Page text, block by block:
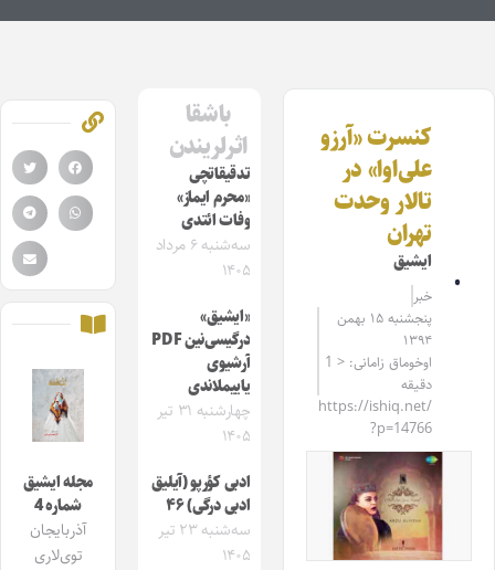
کنسرت «آرزو
علی‌اوا» در
تالار وحدت
تهران
ایشیق
خبر
پنجشنبه ۱۵ بهمن
۱۳۹۴
اوخوماق زامانی: < 1
دقیقه
https://ishiq.net/
?p=14766
باشقا
اثرلریندن
تدقیقاتچی
«محرم ایماز»
وفات ائتدی
سه‌شنبه ۶ مرداد
۱۴۰۵
«ایشیق»
درگیسی‌نین PDF
آرشیوی
یاییملاندی
چهارشنبه ۳۱ تیر
۱۴۰۵
ادبی کؤرپو (آیلیق
ادبی درگی) ۴۶
سه‌شنبه ۲۳ تیر
۱۴۰۵
مجله ایشیق
شماره 4
آذربایجان
توی‌لاری